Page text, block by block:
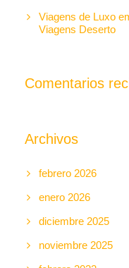
Viagens de Luxo
Viagens Deserto
Comentarios
Archivos
febrero 2026
enero 2026
diciembre 2025
noviembre 2025